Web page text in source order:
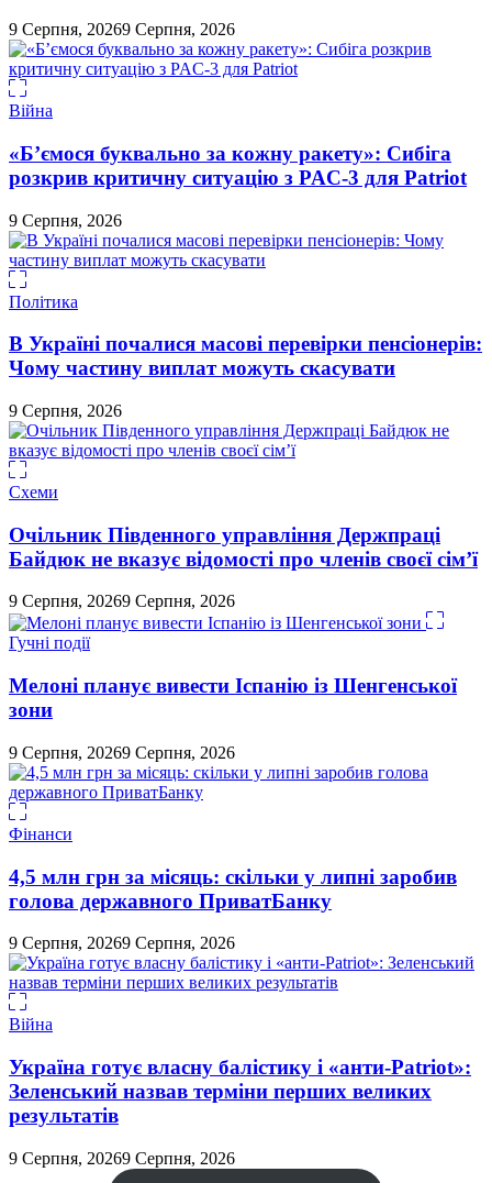
9 Серпня, 20269 Серпня, 2026
Війна
«Б’ємося буквально за кожну ракету»: Сибіга
розкрив критичну ситуацію з PAC-3 для Patriot
9 Серпня, 2026
Політика
В Україні почалися масові перевірки пенсіонерів:
Чому частину виплат можуть скасувати
9 Серпня, 2026
Схеми
Очільник Південного управління Держпраці
Байдюк не вказує відомості про членів своєї сім’ї
9 Серпня, 20269 Серпня, 2026
Гучні події
Мелоні планує вивести Іспанію із Шенгенської
зони
9 Серпня, 20269 Серпня, 2026
Фінанси
4,5 млн грн за місяць: скільки у липні заробив
голова державного ПриватБанку
9 Серпня, 20269 Серпня, 2026
Війна
Україна готує власну балістику і «анти-Pаtriot»:
Зеленський назвав терміни перших великих
результатів
9 Серпня, 20269 Серпня, 2026